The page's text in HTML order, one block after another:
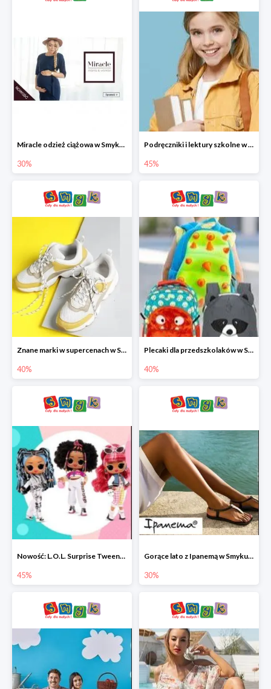
Miracle odzież ciążowa w Smyku co -30%
30%
Podręczniki i lektury szkolne w Smyku do -45%
45%
Znane marki w supercenach w Smyku - buty do -40%
40%
Plecaki dla przedszkolaków w Smyku do -40%
40%
Nowość: L.O.L. Surprise Tweens Doll w Smyku do -45%
45%
Gorące lato z Ipanemą w Smyku do -30%
30%